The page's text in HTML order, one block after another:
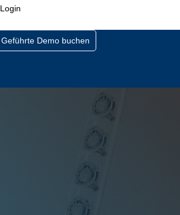
Login
Geführte Demo buchen